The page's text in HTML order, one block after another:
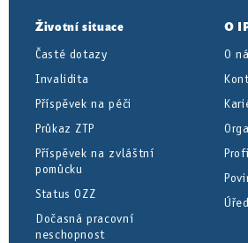
Životní situace
Časté dotazy
Invalidita
Příspěvek na péči
Průkaz ZTP
Příspěvek na zvláštní
pomůcku
Status OZZ
Dočasná pracovní
neschopnost
O
O